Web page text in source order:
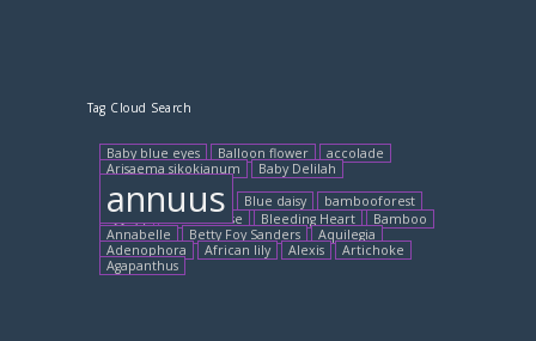
Tag Cloud Search
Baby blue eyes Balloon flower
accolade
Arisaema sikokianum
Baby Delilah
annuus Blue daisy
bambooforest
Banksia rose Bleeding Heart
Bamboo
Annabelle
Betty Foy Sanders
Aquilegia
Adenophora
African lily Alexis
Artichoke
Agapanthus